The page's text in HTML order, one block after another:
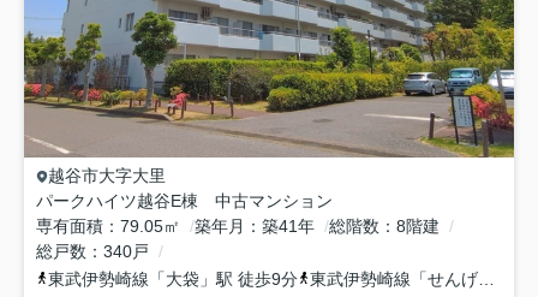
越谷市大字大里
パークハイツ越谷E棟 中古マンション
専有面積
79.05㎡ 築年月 築41年 総階数
8階建
総戸数
340戸
東武伊勢崎線 「大袋 」駅 徒歩9分 東武伊勢崎線 「せんげん台